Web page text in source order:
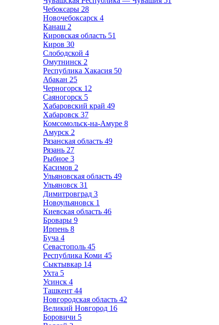
Чебоксары 28
Новочебоксарск 4
Канаш 2
Кировская область 51
Киров 30
Слободской 4
Омутнинск 2
Республика Хакасия 50
Абакан 25
Черногорск 12
Саяногорск 5
Хабаровский край 49
Хабаровск 37
Комсомольск-на-Амуре 8
Амурск 2
Рязанская область 49
Рязань 27
Рыбное 3
Касимов 2
Ульяновская область 49
Ульяновск 31
Димитровград 3
Новоульяновск 1
Киевская область 46
Бровары 9
Ирпень 8
Буча 4
Севастополь 45
Республика Коми 45
Сыктывкар 14
Ухта 5
Усинск 4
Ташкент 44
Новгородская область 42
Великий Новгород 16
Боровичи 5